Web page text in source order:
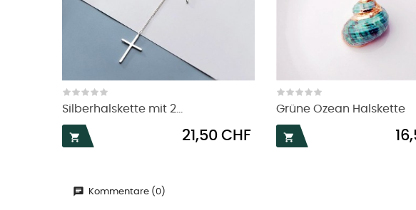
Silberhalskette mit 2...

Preis
21,50 CHF
Grüne Ozean Halskette

Kommentare (0)